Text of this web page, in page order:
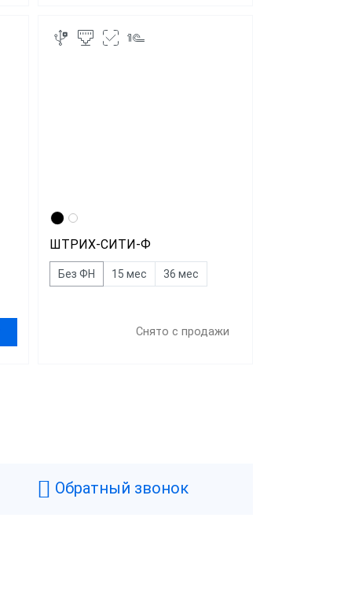
ШТРИХ-СИТИ-Ф
Без ФН 15 мес 36 мес
Снято с продажи
Обратный звонок